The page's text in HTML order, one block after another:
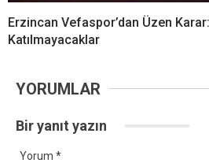
Erzincan Vefaspor’dan Üzen
Katılmayacaklar
YORUMLAR
Bir yanıt yazın
Yorum *